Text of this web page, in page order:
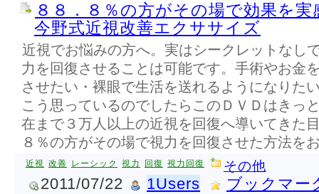
８８．８％の方がその場で効果を
今野式近視改善エクササイズ
近視でお悩みの方へ。実はシークレットなし
力を回復させることは可能です。手術やお金
させたい・裸眼で生活を送れるようになりた
こう思っているのでしたらこのＤＶＤはきっ
在まで３万人以上の近視を回復へ導いてきた
８％の方がその場で視力を回復させた方法を
近視 改善 レーシック 視力 回復 視力回復 その他
2011/07/22 1Users ブックマー